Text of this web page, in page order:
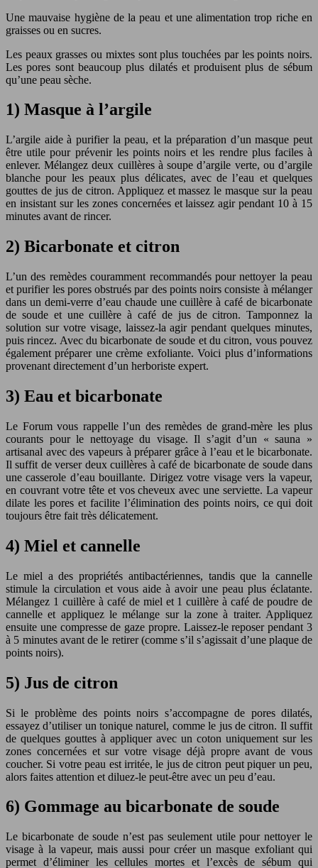
Une mauvaise hygiène de la peau et une alimentation trop riche en
graisses ou en sucres.
Les peaux grasses ou mixtes sont plus touchées par les points noirs.
Les pores sont beaucoup plus dilatés et produisent plus de sébum
qu’une peau sèche.
1) Masque à l’argile
L’argile aide à purifier la peau, et la préparation d’un masque peut
être utile pour prévenir les points noirs et les rendre plus faciles à
enlever. Mélangez deux cuillères à soupe d’argile verte, ou d’argile
blanche pour les peaux plus délicates, avec de l’eau et quelques
gouttes de jus de citron. Appliquez et massez le masque sur la peau
en insistant sur les zones concernées et laissez agir pendant 10 à 15
minutes avant de rincer.
2) Bicarbonate et citron
L’un des remèdes couramment recommandés pour nettoyer la peau
et purifier les pores obstrués par des points noirs consiste à mélanger
dans un demi-verre d’eau chaude une cuillère à café de bicarbonate
de soude et une cuillère à café de jus de citron. Tamponnez la
solution sur votre visage, laissez-la agir pendant quelques minutes,
puis rincez. Avec du bicarbonate de soude et du citron, vous pouvez
également préparer une crème exfoliante. Voici plus d’informations
provenant directement d’un herboriste expert.
3) Eau et bicarbonate
Le Forum vous rappelle l’un des remèdes de grand-mère les plus
courants pour le nettoyage du visage. Il s’agit d’un « sauna »
artisanal avec des vapeurs à préparer grâce à l’eau et le bicarbonate.
Il suffit de verser deux cuillères à café de bicarbonate de soude dans
une casserole d’eau bouillante. Dirigez votre visage vers la vapeur,
en couvrant votre tête et vos cheveux avec une serviette. La vapeur
dilate les pores et facilite l’élimination des points noirs, ce qui doit
toujours être fait très délicatement.
4) Miel et cannelle
Le miel a des propriétés antibactériennes, tandis que la cannelle
stimule la circulation et vous aide à avoir une peau plus éclatante.
Mélangez 1 cuillère à café de miel et 1 cuillère à café de poudre de
cannelle et appliquez le mélange sur la zone à traiter. Appliquez
ensuite une compresse de gaze propre. Laissez-le reposer pendant 3
à 5 minutes avant de le retirer (comme s’il s’agissait d’une plaque de
points noirs).
5) Jus de citron
Si le problème des points noirs s’accompagne de pores dilatés,
essayez d’utiliser un tonique naturel, comme le jus de citron. Il suffit
de quelques gouttes à appliquer avec un coton uniquement sur les
zones concernées et sur votre visage déjà propre avant de vous
coucher. Si votre peau est irritée, le jus de citron peut piquer un peu,
alors faites attention et diluez-le peut-être avec un peu d’eau.
6) Gommage au bicarbonate de soude
Le bicarbonate de soude n’est pas seulement utile pour nettoyer le
visage à la vapeur, mais aussi pour créer un masque exfoliant qui
permet d’éliminer les cellules mortes et l’excès de sébum qui